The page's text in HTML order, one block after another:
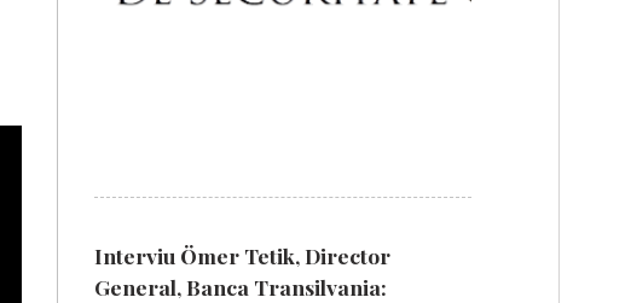
Interviu Ömer Tetik, Director
General, Banca Transilvania: